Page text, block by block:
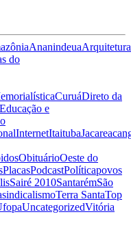
AnanindeuaArquitetura
do
CuruáDireto da
Educação e
InternetItaituba
ObituárioOeste do
PlacasPodcastPolíticapovos
Sairé 2010SantarémSão
sindicalismoTerra SantaTop
UncategorizedVitória